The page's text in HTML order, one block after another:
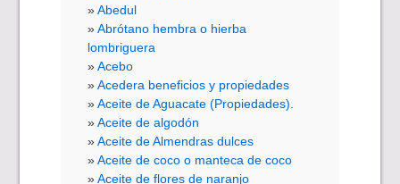
Abedul
Abrótano hembra o hierba
lombriguera
Acebo
Acedera beneficios y propiedades
Aceite de Aguacate (Propiedades).
Aceite de algodón
Aceite de Almendras dulces
Aceite de coco o manteca de coco
Aceite de flores de naranjo